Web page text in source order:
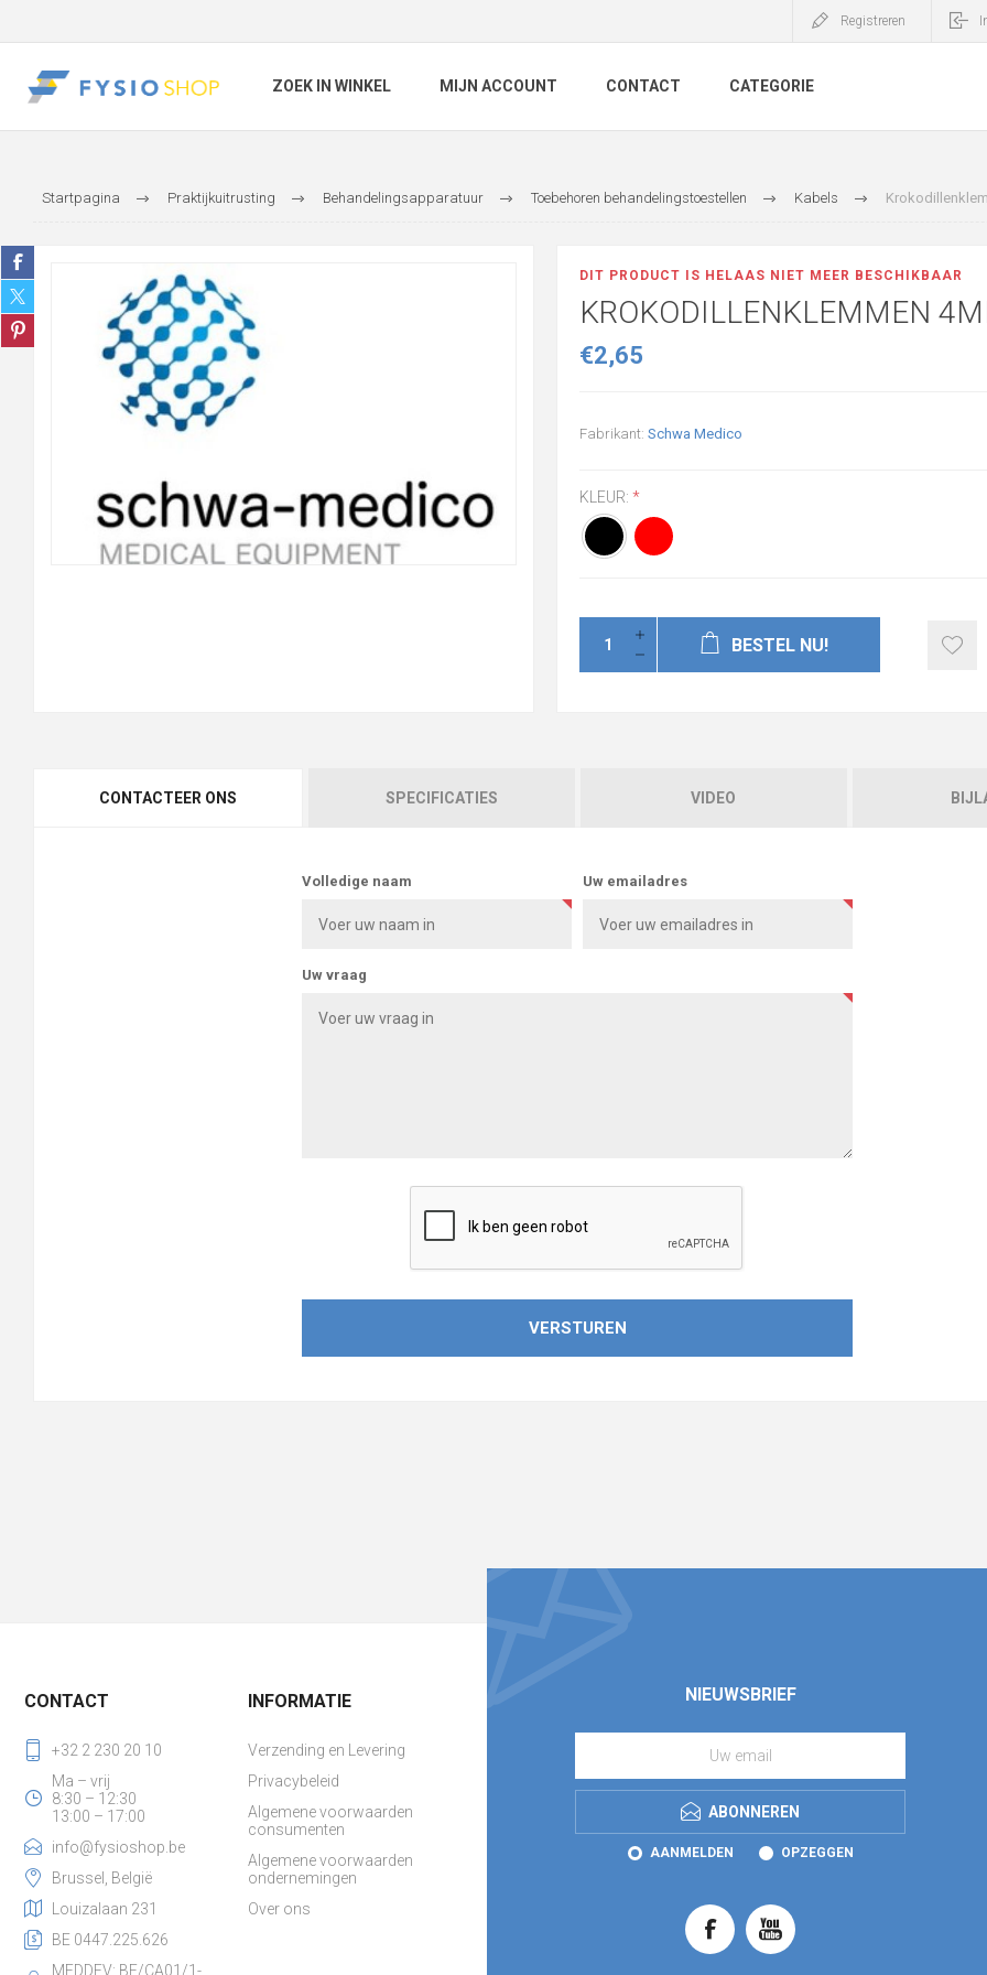
Registreren
ZOEK IN WINKEL MIJN ACCOUNT CONTACT CATEGORIE
Startpagina Praktijkuitrusting Behandelingsapparatuur Toebehoren behandelingstoestellen Kabels
DIT PRODUCT IS HELAAS NIET MEER BESCHIKBAAR
KROKODILLENKLEMMEN
€2,65
Fabrikant: Schwa Medico
KLEUR: *
BESTEL NU!
CONTACTEER ONS SPECIFICATIES VIDEO
Volledige naam Uw emailadres
Uw vraag
VERSTUREN
NIEUWSBRIEF
ABONNEREN
AANMELDEN OPZEGGEN
CONTACT
+32 2 230 20 10
Ma – vrij
8:30 – 12:30
13:00 – 17:00
info@fysioshop.be
Brussel, België
Louizalaan 231
BE 0447.225.626
MEDDEV: BE/CA01/1-
INFORMATIE
Verzending en Levering
Privacybeleid
Algemene voorwaarden
consumenten
Algemene voorwaarden
ondernemingen
Over ons